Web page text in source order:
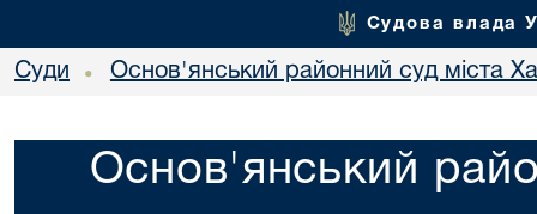
Судова влада
Суди • Основ'янський районний суд міста
Основ'янський